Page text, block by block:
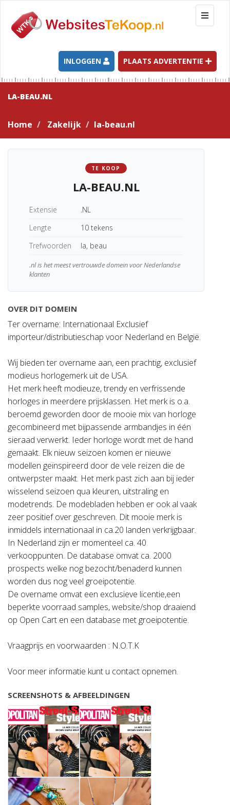
T
o
g
l
e
n
a
t
INLOGGEN PLAATS ADVERTENTIE
LA-BEAU.NL
Home Zakelijk la-beau.nl
TE KOOP
LA-BEAU.NL
Extensie
.NL
Lengte
10 tekens
Trefwoorden
la, beau
.nl is het meest vertrouwde domein voor Nederlandse
klanten
OVER DIT DOMEIN
Ter overname: Internationaal Exclusief
importeur/distributieschap voor Nederland en België.
Wij bieden ter overname aan, een prachtig, exclusief
modieus horlogemerk uit de USA.
Het merk heeft modieuze, trendy en verfrissende
horloges in meerdere prijsklassen. Het merk is o.a.
beroemd geworden door de mooie mix van horloge
gecombineerd met bijpassende armbandjes in één
sieraad verwerkt. Ieder horloge wordt met de hand
gemaakt. Elk nieuw seizoen komen er nieuwe
modellen geïnspireerd door de vele reizen die de
ontwerpster maakt. Het merk past zich aan bij ieder
wisselend seizoen qua kleuren, uitstraling en
modetrends. De modebladen hebben er ook al vaak
zeer positief over geschreven. Dit mooie merk is
inmiddels internationaal in ca.20 landen verkrijgbaar.
In Nederland zijn er momenteel ca. 40
verkooppunten. De database omvat ca. 2000
prospects welke nog bezocht/benaderd kunnen
worden dus nog veel groeipotentie.
De overname omvat een exclusieve licentie,een
beperkte voorraad samples, website/shop draaiend
op Open Cart en een database met groeipotentie.
Vraagprijs en voorwaarden : N.O.T.K
Voor meer informatie kunt u contact opnemen.
SCREENSHOTS & AFBEELDINGEN